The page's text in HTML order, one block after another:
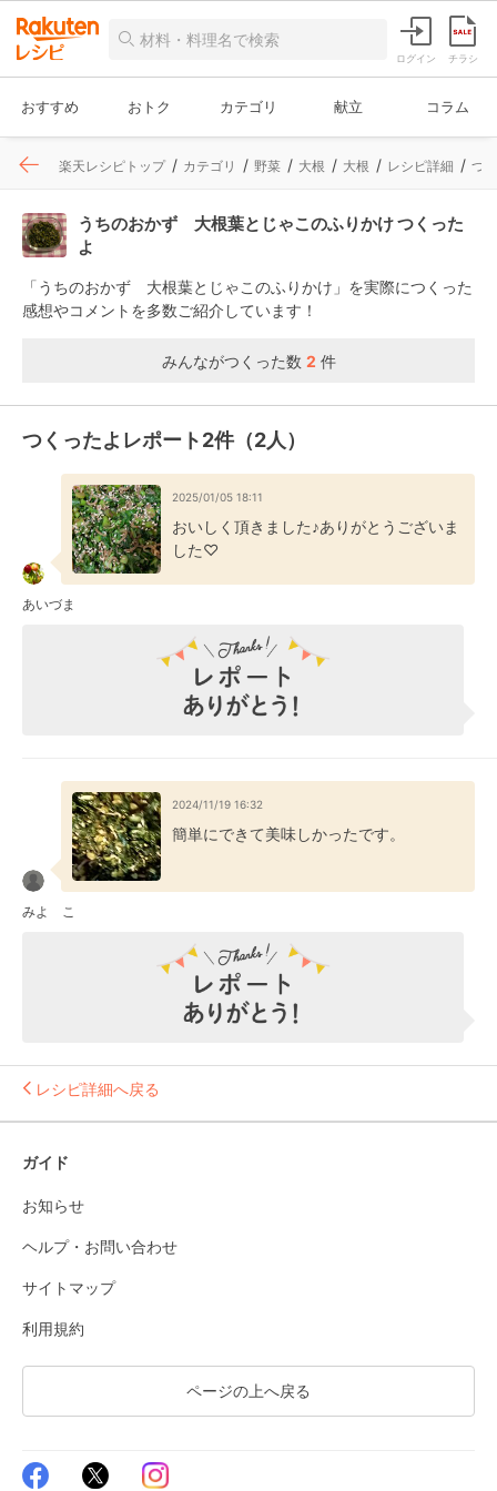
ログイン チラシ
おすすめ おトク カテゴリ 献立 コラム
楽天レシピトップ カテゴリ 野菜 大根 大根 レシピ詳細 つ
うちのおかず 大根葉とじゃこのふりかけ つくった
よ
「うちのおかず 大根葉とじゃこのふりかけ」を実際につくった
感想やコメントを多数ご紹介しています！
みんながつくった数 2 件
つくったよレポート2件（2人）
2025/01/05 18:11
おいしく頂きました♪ありがとうございま
した♡
あいづま
2024/11/19 16:32
簡単にできて美味しかったです。
みよ こ
レシピ詳細へ戻る
ガイド
お知らせ
ヘルプ・お問い合わせ
サイトマップ
利用規約
ページの上へ戻る